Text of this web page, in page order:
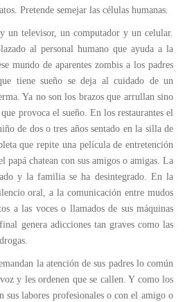
Pretende semejar las células humanas.
un televisor, un computador y un celular.
al personal humano que ayuda a la
mundo de aparentes zombis a los padres
tiene sueño se deja al cuidado de un
Ya no son los brazos que arrullan sino
provoca el sueño. En los restaurantes el
de dos o tres años sentado en la silla de
que repite una película de entretención
papá chatean con sus amigos o amigas. La
y la familia se ha desintegrado. En la
oral, a la comunicación entre mudos
a las voces o llamados de sus máquinas
genera adicciones tan graves como las
la atención de sus padres lo común
y les ordenen que se callen. Y como los
sus labores profesionales o con el amigo o